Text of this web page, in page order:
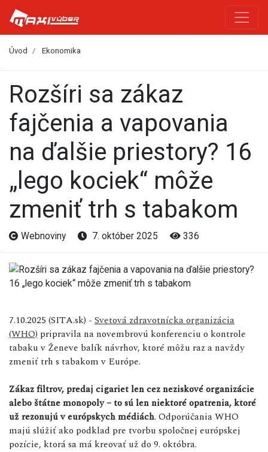
Úvod Ekonomika
Rozšíri sa zákaz
fajčenia a vapovania
na ďalšie priestory? 16
„lego kociek“ môže
zmeniť trh s tabakom
Webnoviny 7. október 2025 336
7.10.2025 (SITA.sk) - Svetová zdravotnícka organizácia
(WHO) pripravila na novembrovú konferenciu o kontrole
tabaku v Ženeve balík návrhov, ktoré môžu raz a navždy
zmeniť trh s tabakom v Európe.
Zákaz filtrov, predaj cigariet len cez neziskové organizácie
alebo štátne monopoly – to sú len niektoré opatrenia, ktoré
už rezonujú v európskych médiách. Odporúčania WHO
majú slúžiť ako podklad pre tvorbu spoločnej európskej
pozície, ktorá sa má kreovať už do 9. októbra.